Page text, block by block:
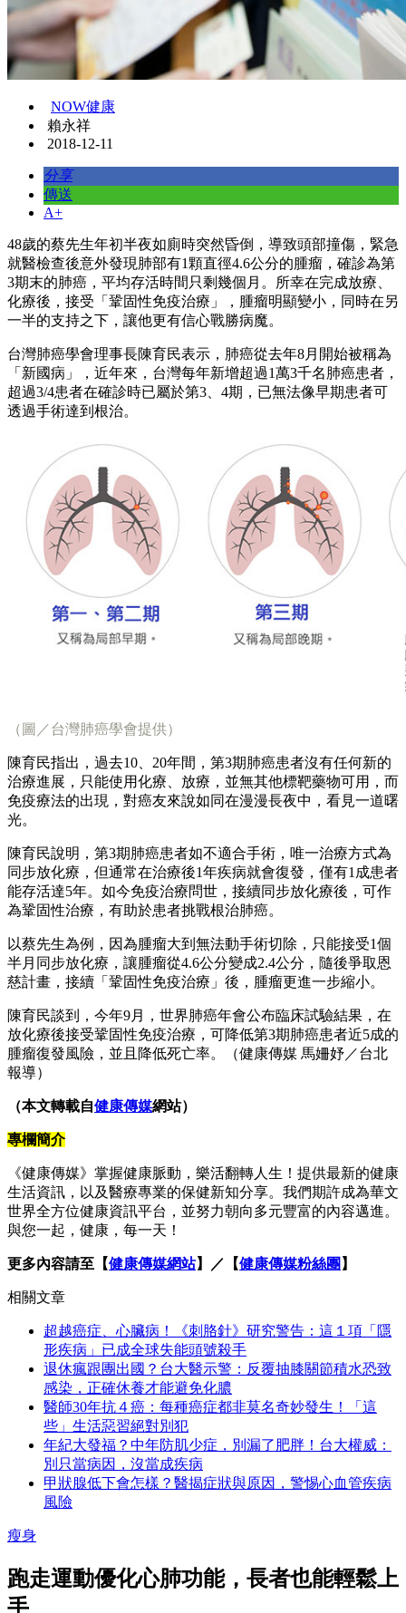
NOW健康
賴永祥
2018-12-11
分享
傳送
A+
48歲的蔡先生年初半夜如廁時突然昏倒，導致頭部撞傷，緊急
就醫檢查後意外發現肺部有1顆直徑4.6公分的腫瘤，確診為第
3期末的肺癌，平均存活時間只剩幾個月。所幸在完成放療、
化療後，接受「鞏固性免疫治療」，腫瘤明顯變小，同時在另
一半的支持之下，讓他更有信心戰勝病魔。
台灣肺癌學會理事長陳育民表示，肺癌從去年8月開始被稱為
「新國病」，近年來，台灣每年新增超過1萬3千名肺癌患者，
超過3/4患者在確診時已屬於第3、4期，已無法像早期患者可
透過手術達到根治。
（圖／台灣肺癌學會提供）
陳育民指出，過去10、20年間，第3期肺癌患者沒有任何新的
治療進展，只能使用化療、放療，並無其他標靶藥物可用，而
免疫療法的出現，對癌友來說如同在漫漫長夜中，看見一道曙
光。
陳育民說明，第3期肺癌患者如不適合手術，唯一治療方式為
同步放化療，但通常在治療後1年疾病就會復發，僅有1成患者
能存活達5年。如今免疫治療問世，接續同步放化療後，可作
為鞏固性治療，有助於患者挑戰根治肺癌。
以蔡先生為例，因為腫瘤大到無法動手術切除，只能接受1個
半月同步放化療，讓腫瘤從4.6公分變成2.4公分，隨後爭取恩
慈計畫，接續「鞏固性免疫治療」後，腫瘤更進一步縮小。
陳育民談到，今年9月，世界肺癌年會公布臨床試驗結果，在
放化療後接受鞏固性免疫治療，可降低第3期肺癌患者近5成的
腫瘤復發風險，並且降低死亡率。（健康傳媒 馬姍妤／台北
報導）
（本文轉載自健康傳媒網站）
專欄簡介
《健康傳媒》掌握健康脈動，樂活翻轉人生！提供最新的健康
生活資訊，以及醫療專業的保健新知分享。我們期許成為華文
世界全方位健康資訊平台，並努力朝向多元豐富的內容邁進。
與您一起，健康，每一天！
更多內容請至【健康傳媒網站】／【健康傳媒粉絲團 】
相關文章
超越癌症、心臟病！《刺胳針》研究警告：這１項「隱
形疾病」已成全球失能頭號殺手
退休瘋跟團出國？台大醫示警：反覆抽膝關節積水恐致
感染，正確休養才能避免化膿
醫師30年抗４癌：每種癌症都非莫名奇妙發生！「這
些」生活惡習絕對別犯
年紀大發福？中年防肌少症，別漏了肥胖！台大權威：
別只當病因，沒當成疾病
甲狀腺低下會怎樣？醫揭症狀與原因，警惕心血管疾病
風險
瘦身
跑走運動優化心肺功能，長者也能輕鬆上
手